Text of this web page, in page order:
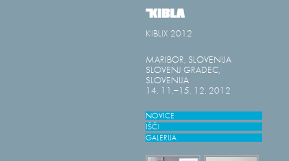
KIBLIX 2012
MARIBOR, SLOVENIJA
SLOVENJ GRADEC,
SLOVENIJA
14. 11.−15. 12. 2012
NOVICE
IŠČI
GALERIJA